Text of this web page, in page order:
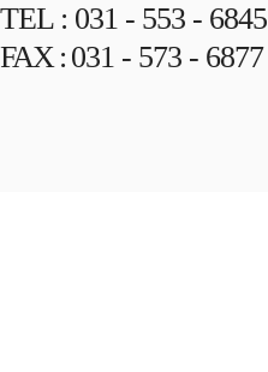
TEL : 031 - 553 - 6845
FAX : 031 - 573 - 6877